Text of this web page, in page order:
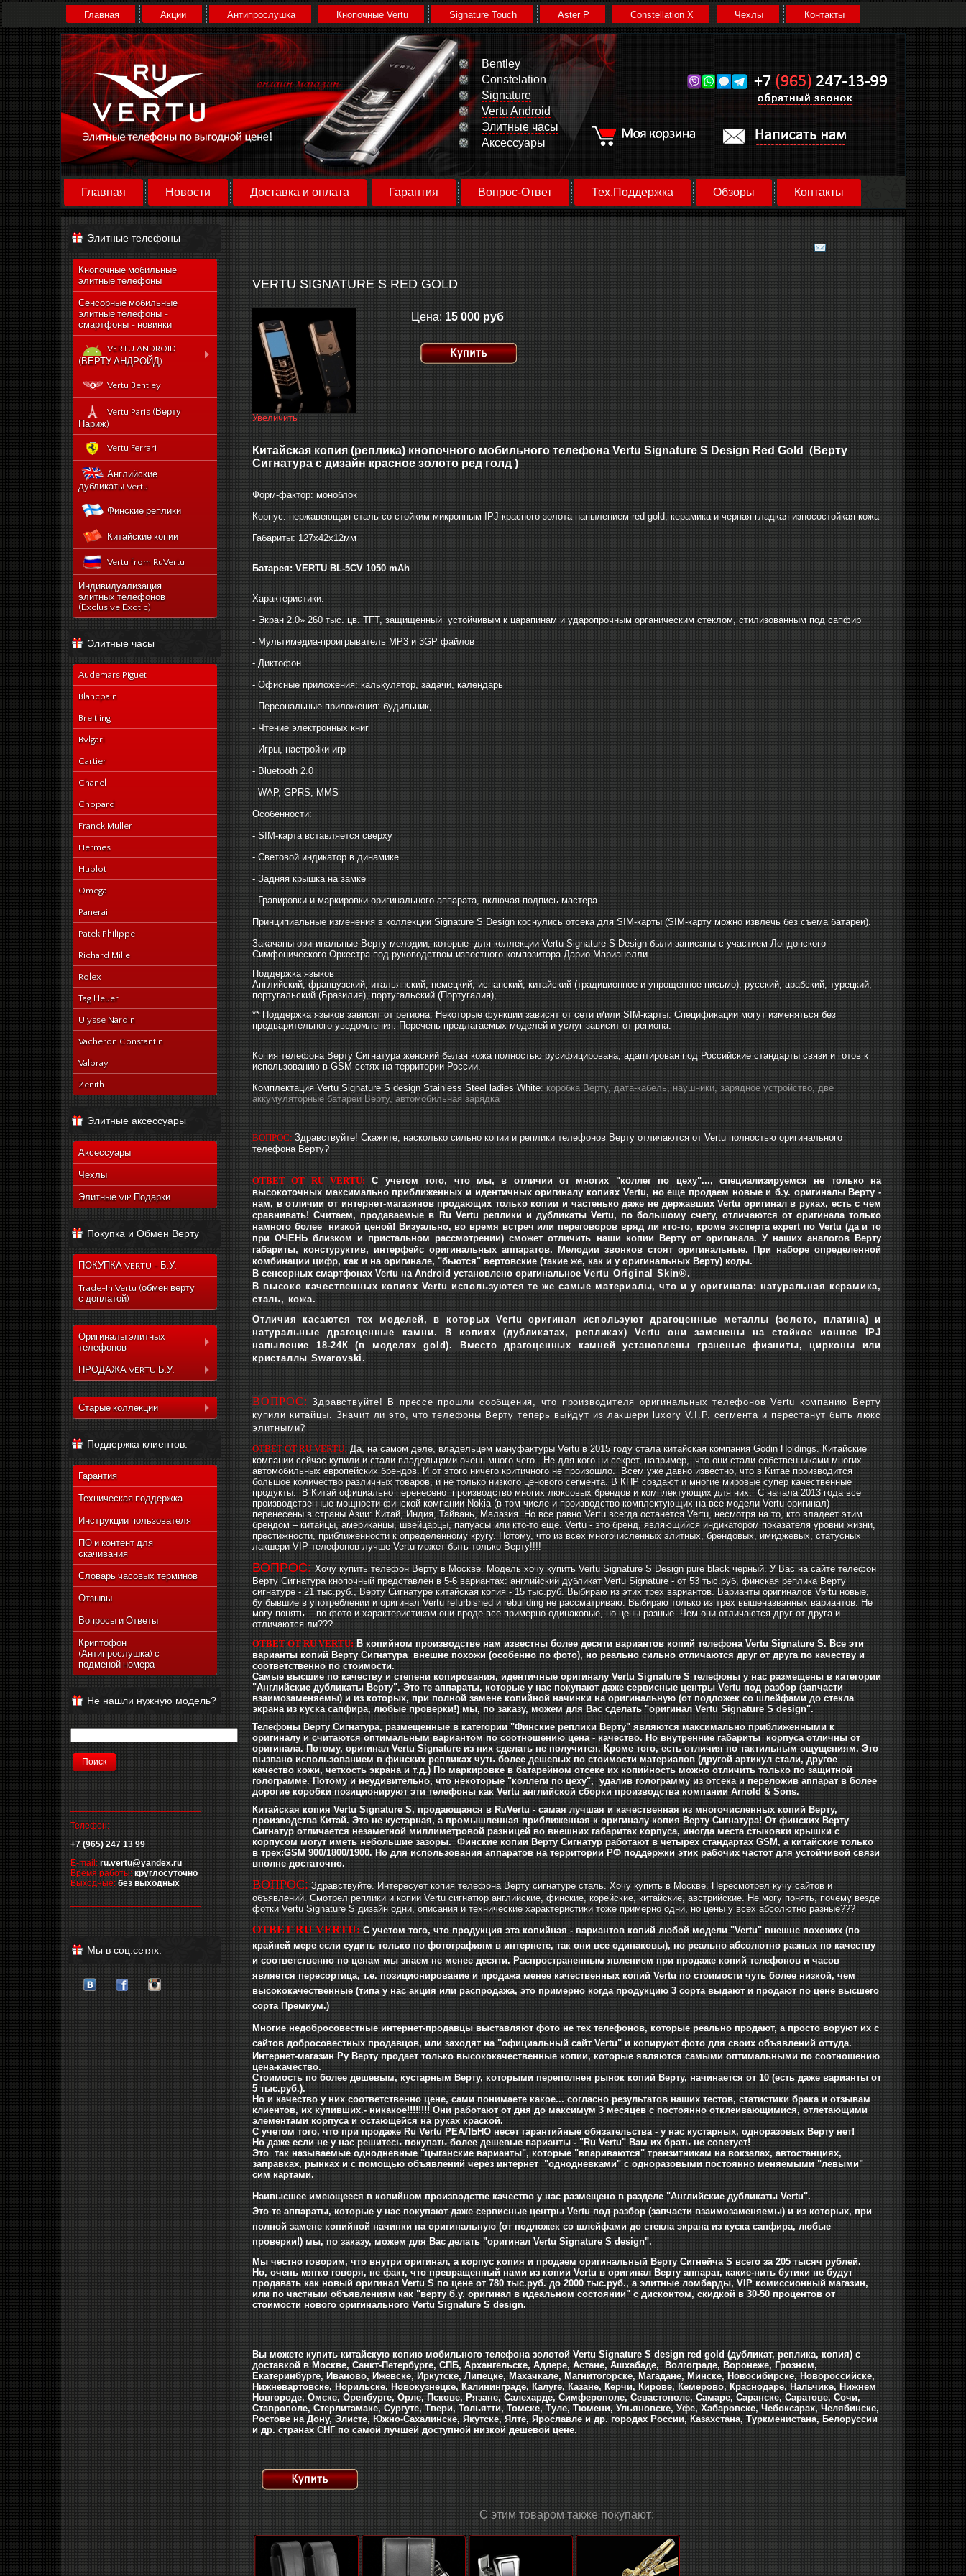
Главная Акции Антипрослушка Кнопочные Vertu Signature Touch Aster P Constellation X Чехлы Контакты
Bentley
Constelation
Signature
Vertu Android
Элитные часы
Аксессуары
Главная Новости Доставка и оплата Гарантия Вопрос-Ответ Тех.Поддержка Обзоры Контакты
Элитные телефоны
Кнопочные мобильные
элитные телефоны
Сенсорные мобильные
элитные телефоны -
смартфоны - новинки
VERTU ANDROID
(ВЕРТУ АНДРОЙД)
Новый Vertu Signature
New Touch
Vertu Constellation X duos
Sim - смартфон Верту
Констелейшен икс на две
сим карты
Vertu Signature touch
Vertu Aster (Верту Астер)
Vertu Ti
Vertu Constellation V
noviy-vertu-signature-
new-touch
catalog
543-vertu-signature-
touch-grape-lizard-
en
navy-alligator-en
category
175-novyj-vertu-
signature-new-touch
Vertu Bentley
Vertu Paris (Верту
Париж)
Vertu Ferrari
Английские
дубликаты Vertu
Финские реплики
Китайские копии
Vertu from RuVertu
Индивидуализация
элитных телефонов
(Exclusive Exotic)
Элитные часы
Audemars Piguet
Blancpain
Breitling
Bvlgari
Cartier
Chanel
Chopard
Franck Muller
Hermes
Hublot
Omega
Panerai
Patek Philippe
Richard Mille
Rolex
Tag Heuer
Ulysse Nardin
Vacheron Constantin
Valbray
Zenith
Элитные аксессуары
Аксессуары
Чехлы
Элитные VIP Подарки
Покупка и Обмен Верту
ПОКУПКА VERTU - Б.У.
Trade-In Vertu (обмен верту
с доплатой)
Оригиналы элитных
телефонов
Коллекция Aster
Коллекция Signature
Коллекция Signature
Коллекция Новый
Signature Touch
ПРОДАЖА VERTU Б.У.
Коллекция Constelation
Коллекция Ascent
Touch
Коллекция Новый
Signature Touch
Старые коллекции
Vertu Ascent X
Vertu Constellation Ayxta
Vertu Constellation Pure
Vertu Constellation Exotic
Vertu Constellation Vivre
Vertu Signature S Design
Vertu Constellation
Vertu Constellation
Monogram
Vertu Ascent Ti
Vertu Ferrari Edition
Vertu Racetrack Legends
Vertu Signature Touch
Vertu Constellation Touch
Поддержка клиентов:
Гарантия
Техническая поддержка
Инструкции пользователя
ПО и контент для
скачивания
Словарь часовых терминов
Отзывы
Вопросы и Ответы
Криптофон
(Антипрослушка) с
подменой номера
Не нашли нужную модель?
Телефон:
+7 (965) 247 13 99
E-mail: ru.vertu@yandex.ru
Время работы: круглосуточно
Выходные: без выходных
Мы в соц.сетях:
VERTU SIGNATURE S RED GOLD
Увеличить
Цена: 15 000 руб
Китайская копия (реплика) кнопочного мобильного телефона Vertu Signature S Design Red Gold (Верту
Сигнатура с дизайн красное золото ред голд )
Форм-фактор: моноблок
Корпус: нержавеющая сталь со стойким микронным IPJ красного золота напылением red gold, керамика и черная гладкая износостойкая кожа
Габариты: 127х42х12мм
Батарея: VERTU BL-5CV 1050 mAh
Характеристики:
- Экран 2.0» 260 тыс. цв. TFT, защищенный устойчивым к царапинам и ударопрочным органическим стеклом, стилизованным под сапфир
- Мультимедиа-проигрыватель MP3 и 3GP файлов
- Диктофон
- Офисные приложения: калькулятор, задачи, календарь
- Персональные приложения: будильник,
- Чтение электронных книг
- Игры, настройки игр
- Bluetooth 2.0
- WAP, GPRS, MMS
Особенности:
- SIM-карта вставляется сверху
- Световой индикатор в динамике
- Задняя крышка на замке
- Гравировки и маркировки оригинального аппарата, включая подпись мастера
Принципиальные изменения в коллекции Signature S Design коснулись отсека для SIM-карты (SIM-карту можно извлечь без съема батареи).
Закачаны оригинальные Верту мелодии, которые для коллекции Vertu Signature S Design были записаны с участием Лондонского
Симфонического Оркестра под руководством известного композитора Дарио Марианелли.
Поддержка языков
Английский, французский, итальянский, немецкий, испанский, китайский (традиционное и упрощенное письмо), русский, арабский, турецкий,
португальский (Бразилия), португальский (Португалия),
** Поддержка языков зависит от региона. Некоторые функции зависят от сети и/или SIM-карты. Спецификации могут изменяться без
предварительного уведомления. Перечень предлагаемых моделей и услуг зависит от региона.
Копия телефона Верту Сигнатура женский белая кожа полностью русифицирована, адаптирован под Российские стандарты связи и готов к
использованию в GSM сетях на территории России.
Комплектация Vertu Signature S design Stainless Steel ladies White: коробка Верту, дата-кабель, наушники, зарядное устройство, две
аккумуляторные батареи Верту, автомобильная зарядка
ВОПРОС: Здравствуйте! Скажите, насколько сильно копии и реплики телефонов Верту отличаются от Vertu полностью оригинального
телефона Верту?
ОТВЕТ ОТ RU VERTU:
С учетом того, что мы, в отличии от многих "коллег по цеху"..., специализируемся не только на
высокоточных максимально приближенных и идентичных оригиналу копиях Vertu, но еще продаем новые и б.у. оригиналы Верту -
нам, в отличии от интернет-магазинов продающих только копии и частенько даже не державших Vertu оригинал в руках, есть с чем
сравнивать! Считаем, продаваемые в Ru Vertu реплики и дубликаты Vertu, по большому счету, отличаются от оригинала только
намного более низкой ценой! Визуально, во время встреч или переговоров вряд ли кто-то, кроме эксперта expert по Vertu (да и то
при ОЧЕНЬ близком и пристальном рассмотрении) сможет отличить наши копии Верту от оригинала. У наших аналогов Верту
габариты, констуруктив, интерфейс оригинальных аппаратов. Мелодии звонков стоят оригинальные. При наборе определенной
комбинации цифр, как и на оригинале, "бьются" вертовские (такие же, как и у оригинальных Верту) коды.
В сенсорных смартфонах Vertu на Android установлено оригинальное Vertu Original Skin®.
В высоко качественных копиях Vertu используются те же самые материалы, что и у оригинала: натуральная керамика,
сталь, кожа.
Отличия касаются тех моделей, в которых Vertu оригинал используют драгоценные металлы (золото, платина) и
натуральные драгоценные камни. В копиях (дубликатах, репликах) Vertu они заменены на стойкое ионное IPJ
напыление 18-24К (в моделях gold). Вместо драгоценных камней установлены граненые фианиты, цирконы или
кристаллы Swarovski.
ВОПРОС: Здравствуйте! В прессе прошли сообщения, что производителя оригинальных телефонов Vertu компанию Верту
купили китайцы. Значит ли это, что телефоны Верту теперь выйдут из лакшери luxory V.I.P. сегмента и перестанут быть люкс
элитными?
ОТВЕТ ОТ RU VERTU: Да, на самом деле, владельцем мануфактуры Vertu в 2015 году стала китайская компания Godin Holdings. Китайские
компании сейчас купили и стали владельцами очень много чего. Не для кого ни секрет, например, что они стали собственниками многих
автомобильных европейских брендов. И от этого ничего критичного не произошло. Всем уже давно известно, что в Китае производится
большое количество различных товаров, и не только низкого ценового сегмента. В КНР создают и многие мировые супер качественные
продукты. В Китай официально перенесено производство многих люксовых брендов и комплектующих для них. С начала 2013 года все
производственные мощности финской компании Nokia (в том числе и производство комплектующих на все модели Vertu оригинал)
перенесены в страны Азии: Китай, Индия, Тайвань, Малазия. Но все равно Vertu всегда останется Vertu, несмотря на то, кто владеет этим
брендом – китайцы, американцы, швейцарцы, папуасы или кто-то ещё. Vertu - это бренд, являющийся индикатором показателя уровни жизни,
престижности, приближенности к определенному кругу. Потому, что из всех многочисленных элитных, брендовых, имиджевых, статусных
лакшери VIP телефонов лучше Vertu может быть только Верту!!!!
ВОПРОС: Хочу купить телефон Верту в Москве. Модель хочу купить Vertu Signature S Design pure black черный. У Вас на сайте телефон
Верту Сигнатура кнопочный представлен в 5-6 вариантах: английский дубликат Vertu Signature - от 53 тыс.руб, финская реплика Верту
сигнатуре - 21 тыс.руб., Верту Сигнатуре китайская копия - 15 тыс.руб. Выбираю из этих трех вариантов. Варианты оригиналов Vertu новые,
бу бывшие в употреблении и оригинал Vertu refurbished и rebuilding не рассматриваю. Выбираю только из трех вышеназванных вариантов. Не
могу понять....по фото и характеристикам они вроде все примерно одинаковые, но цены разные. Чем они отличаются друг от друга и
отличаются ли???
ОТВЕТ ОТ RU VERTU: В копийном производстве нам известны более десяти вариантов копий телефона Vertu Signature S. Все эти
варианты копий Верту Сигнатура внешне похожи (особенно по фото), но реально сильно отличаются друг от друга по качеству и
соответственно по стоимости.
Cамые высшие по качеству и степени копирования, идентичные оригиналу Vertu Signature S телефоны у нас размещены в категории
"Английские дубликаты Верту". Это те аппараты, которые у нас покупают даже сервисные центры Vertu под разбор (запчасти
взаимозаменяемы) и из которых, при полной замене копийной начинки на оригинальную (от подложек со шлейфами до стекла
экрана из куска сапфира, любые проверки!) мы, по заказу, можем для Вас сделать "оригинал Vertu Signature S design".
Телефоны Верту Сигнатура, размещенные в категории "Финские реплики Верту" являются максимально приближенными к
оригиналу и считаются оптимальным вариантом по соотношению цена - качество. Но внутренние габариты корпуса отличны от
оригинала. Потому, оригинал Vertu Signature из них сделать не получится. Кроме того, есть отличия по тактильным ощущениям. Это
вызвано использованием в финских репликах чуть более дешевых по стоимости материалов (другой артикул стали, другое
качество кожи, четкость экрана и т.д.) По маркировке в батарейном отсеке их копийность можно отличить только по защитной
голограмме. Потому и неудивительно, что некоторые "коллеги по цеху", удалив голограмму из отсека и переложив аппарат в более
дорогие коробки позиционируют эти телефоны как Vertu английской сборки производства компании Arnold & Sons.
Китайская копия Vertu Signature S, продающаяся в RuVertu - самая лучшая и качественная из многочисленных копий Верту,
производства Китай. Это не кустарная, а промышленная приближенная к оригиналу копия Верту Сигнатура! От финских Верту
Сигнатур отличается незаметной миллиметровой разницей во внешних габаритах корпуса, иногда места стыковки крышки с
корпусом могут иметь небольшие зазоры. Финские копии Верту Сигнатур работают в четырех стандартах GSM, а китайские только
в трех:GSM 900/1800/1900. Но для использования аппаратов на территории РФ поддержки этих рабочих частот для устойчивой связи
вполне достаточно.
ВОПРОС: Здравствуйте. Интересует копия телефона Верту сигнатуре cталь. Хочу купить в Москве. Пересмотрел кучу сайтов и
объявлений. Смотрел реплики и копии Vertu сигнатюр английские, финские, корейские, китайские, австрийские. Не могу понять, почему везде
фотки Vertu Signature S дизайн одни, описания и технические характеристики тоже примерно одни, но цены у всех абсолютно разные???
ОТВЕТ RU VERTU: C учетом того, что продукция эта копийная - вариантов копий любой модели "Vertu" внешне похожих (по
крайней мере если судить только по фотографиям в интернете, так они все одинаковы), но реально абсолютно разных по качеству
и соответственно по ценам мы знаем не менее десяти. Распространенным явлением при продаже копий телефонов и часов
является пересортица, т.е. позиционирование и продажа менее качественных копий Vertu по стоимости чуть более низкой, чем
высококачественные (типа у нас акция или распродажа, это примерно когда продукцию 3 сорта выдают и продают по цене высшего
сорта Премиум.)
Многие недобросовестные интернет-продавцы выставляют фото не тех телефонов, которые реально продают, а просто воруют их с
сайтов добросовестных продавцов, или заходят на "официальный сайт Vertu" и копируют фото для своих объявлений оттуда.
Интернет-магазин Ру Верту продает только высококачественные копии, которые являются самыми оптимальными по соотношению
цена-качество.
Стоимость по более дешевым, кустарным Верту, которыми переполнен рынок копий Верту, начинается от 10 (есть даже варианты от
5 тыс.руб.).
Но и качество у них соответственно цене, сами понимаете какое... согласно результатов наших тестов, статистики брака и отзывам
клиентов, их купивших.- никакое!!!!!!!! Они работают от дня до максимум 3 месяцев с постоянно отклеивающимися, отлетающими
элементами корпуса и остающейся на руках краской.
С учетом того, что при продаже Ru Vertu РЕАЛЬНО несет гарантийные обязательства - у нас кустарных, одноразовых Верту нет!
Но даже если не у нас решитесь покупать более дешевые варианты - "Ru Vertu" Вам их брать не советует!
Это так называемые однодневные "цыганские варианты", которые "впариваются" транзитникам на вокзалах, автостанциях,
заправках, рынках и с помощью объявлений через интернет "однодневками" с одноразовыми постоянно меняемыми "левыми"
сим картами.
Наивысшее имеющееся в копийном производстве качество у нас размещено в разделе "Английские дубликаты Vertu".
Это те аппараты, которые у нас покупают даже сервисные центры Vertu под разбор (запчасти взаимозаменяемы) и из которых, при
полной замене копийной начинки на оригинальную (от подложек со шлейфами до стекла экрана из куска сапфира, любые
проверки!) мы, по заказу, можем для Вас делать "оригинал Vertu Signature S design".
Мы честно говорим, что внутри оригинал, а корпус копия и продаем оригинальный Верту Сигнейча S всего за 205 тысяч рублей.
Но, очень мягко говоря, не факт, что превращенный нами из копии Vertu в оригинал Верту аппарат, какие-нить бутики не будут
продавать как новый оригинал Vertu S по цене от 780 тыс.руб. до 2000 тыс.руб., а элитные ломбарды, VIP комиссионный магазин,
или по частным объявлениям как "верту б.у. оригинал в идеальном состоянии" с дисконтом, скидкой в 30-50 процентов от
стоимости нового оригинального Vertu Signature S design.
Вы можете купить китайскую копию мобильного телефона золотой Vertu Signature S design red gold (дубликат, реплика, копия) с
доставкой в Москве, Санкт-Петербурге, СПБ, Архангельске, Адлере, Астане, Ашхабаде, Волгограде, Воронеже, Грозном,
Екатеринбурге, Иваново, Ижевске, Иркутске, Липецке, Махачкале, Магнитогорске, Магадане, Минске, Новосибирске, Новороссийске,
Нижневартовске, Норильске, Новокузнецке, Калининграде, Калуге, Казане, Керчи, Кирове, Кемерово, Краснодаре, Нальчике, Нижнем
Новгороде, Омске, Оренбурге, Орле, Пскове, Рязане, Салехарде, Симферополе, Севастополе, Самаре, Саранске, Саратове, Сочи,
Ставрополе, Стерлитамаке, Сургуте, Твери, Тольятти, Томске, Туле, Тюмени, Ульяновске, Уфе, Хабаровске, Чебоксарах, Челябинске,
Ростове на Дону, Элисте, Южно-Сахалинске, Якутске, Ялте, Ярославле и др. городах России, Казахстана, Туркменистана, Белоруссии
и др. странах СНГ по самой лучшей доступной низкой дешевой цене.
С этим товаром также покупают: